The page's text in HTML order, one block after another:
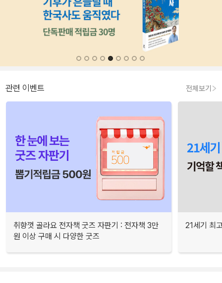
관련 이벤트 전체보기
취향껏 골라요 전자책 굿즈 자판기 : 전자책 3만
원 이상 구매 시 다양한 굿즈
21세기 최